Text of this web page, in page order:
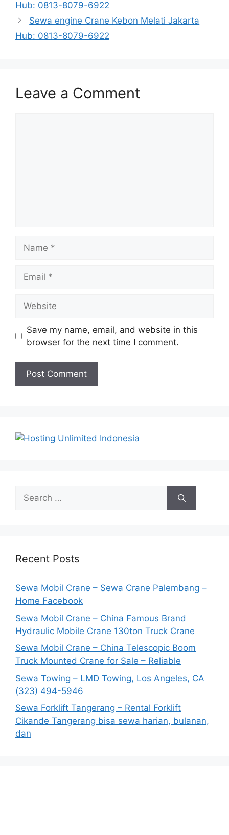
Hub: 0813-8079-6922
Sewa engine Crane Kebon Melati Jakarta
Hub: 0813-8079-6922
Leave a Comment
Save my name, email, and website in this
browser for the next time I comment.
Search
for:
Recent Posts
Sewa Mobil Crane – Sewa Crane Palembang –
Home Facebook
Sewa Mobil Crane – China Famous Brand
Hydraulic Mobile Crane 130ton Truck Crane
Sewa Mobil Crane – China Telescopic Boom
Truck Mounted Crane for Sale – Reliable
Sewa Towing – LMD Towing, Los Angeles, CA
(323) 494-5946
Sewa Forklift Tangerang – Rental Forklift
Cikande Tangerang bisa sewa harian, bulanan,
dan